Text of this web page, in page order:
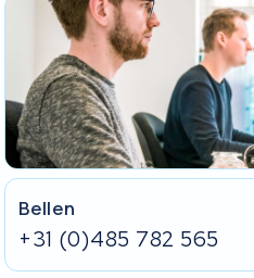
Bellen
+31 (0)485 782 565